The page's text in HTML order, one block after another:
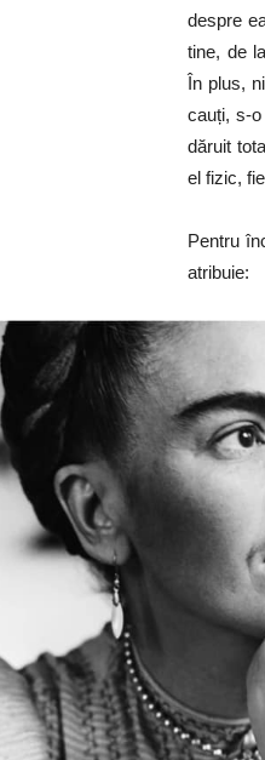
despre
tine, de
În plus,
cauți, s-
dăruit
el fizic,
Pentru
atribuie: